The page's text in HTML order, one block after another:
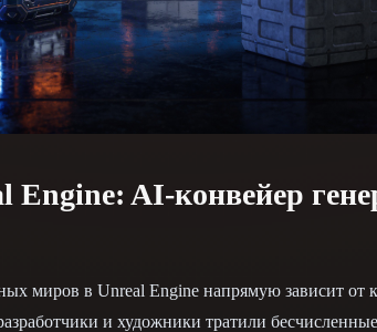
Realistic Retro
Engine: AI-конвейер
миров в Unreal Engine напрямую зависит от
и художники тратили